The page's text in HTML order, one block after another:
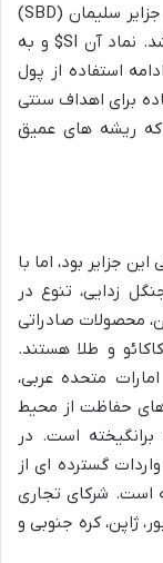
زندگی روزمره مردم دارند. پول رایج کشور، دلار جزایر سلیمان (SBD)
است که در سال ۱۹۷۷ جایگزین دلار استرالیا شد. نماد آن SI$ و به
استفاده از پول
برای اهداف سنتی
که ریشه های عمیق
این جزایر بود، اما با
زدایی، تنوع در
محصولات صادراتی
و طلا هستند.
متحده عربی،
های حفاظت از محیط
برانگیخته است. در
گسترده ای از
است. شرکای تجاری
ژاپن، کره جنوبی و